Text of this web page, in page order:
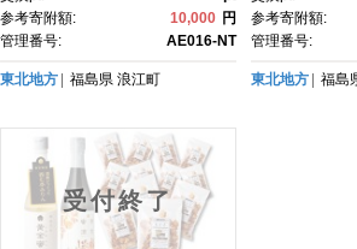
参考寄附額:
10,000 円
管理番号:
AE016-NT
東北地方 福島県 浪江町
参考寄附額:
管理番号:
東北地方 福島
受付終了